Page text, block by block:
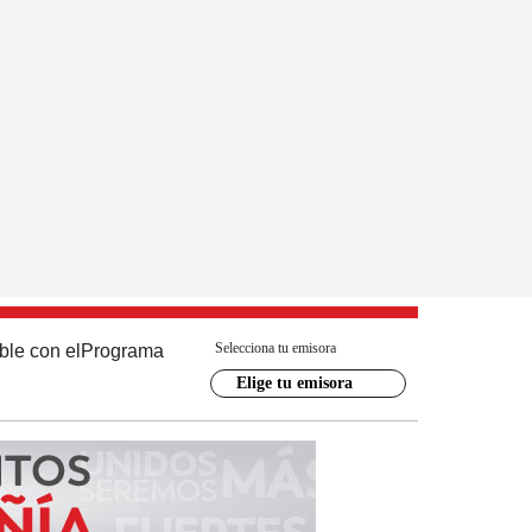
con el Programa Selecciona tu emisora
Elige tu emisora